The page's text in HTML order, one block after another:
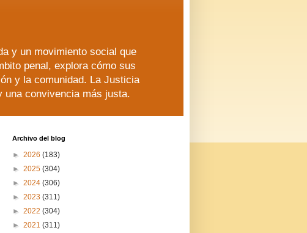
y un movimiento social que
penal, explora cómo sus
y la comunidad. La Justicia
una convivencia más justa.
Archivo del blog
► 2026 (183)
► 2025 (304)
► 2024 (306)
► 2023 (311)
► 2022 (304)
► 2021 (311)